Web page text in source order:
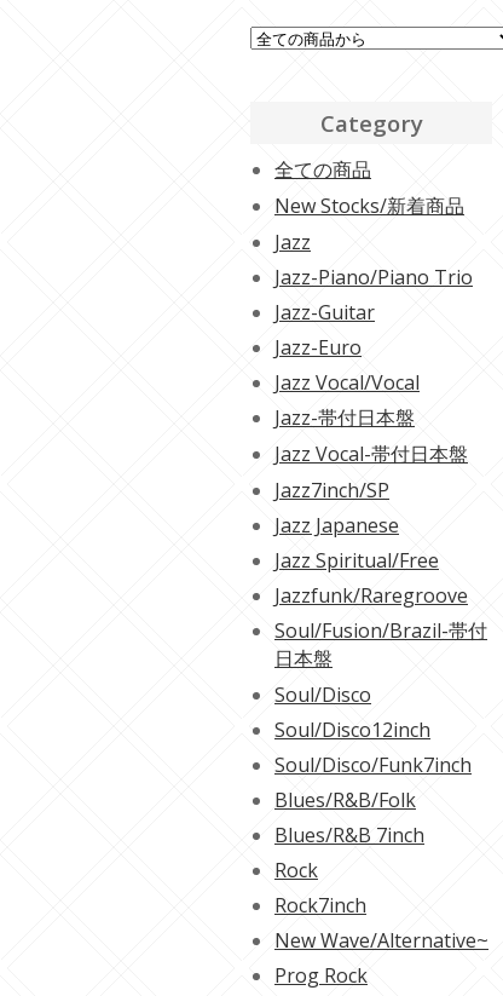
Category
全ての商品
New Stocks/新着商品
Jazz
Jazz-Piano/Piano Trio
Jazz-Guitar
Jazz-Euro
Jazz Vocal/Vocal
Jazz-帯付日本盤
Jazz Vocal-帯付日本盤
Jazz7inch/SP
Jazz Japanese
Jazz Spiritual/Free
Jazzfunk/Raregroove
Soul/Fusion/Brazil-帯付
日本盤
Soul/Disco
Soul/Disco12inch
Soul/Disco/Funk7inch
Blues/R&B/Folk
Blues/R&B 7inch
Rock
Rock7inch
New Wave/Alternative~
Prog Rock